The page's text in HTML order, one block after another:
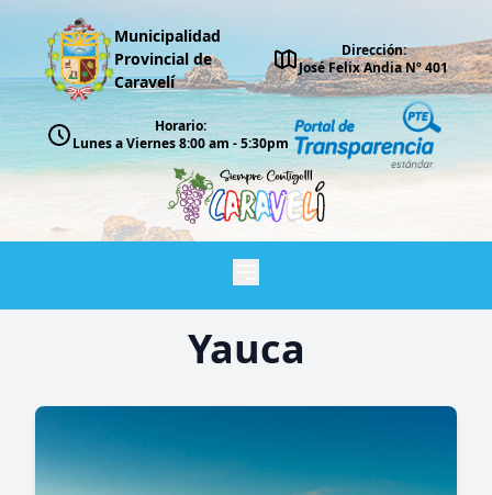
Municipalidad
Provincial de
Caravelí
Dirección:
José Felix Andia Nº 401
Horario:
Lunes a Viernes 8:00 am - 5:30pm
Yauca